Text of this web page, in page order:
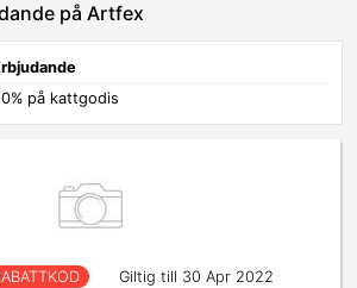
på Artfex
på kattgodis
Giltig till 30 Apr 2022